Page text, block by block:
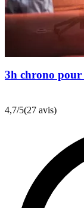
3h chrono pour
4,7/5(27 avis)